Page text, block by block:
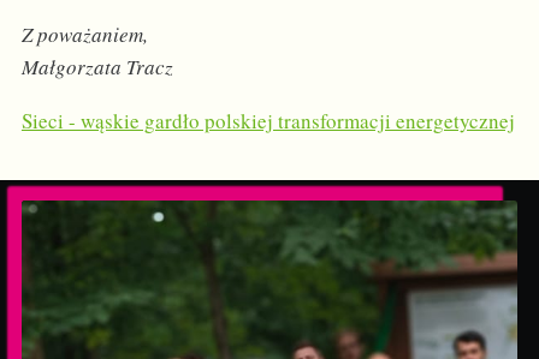
Z poważaniem,
Małgorzata Tracz
Sieci - wąskie gardło polskiej transformacji energetycznej